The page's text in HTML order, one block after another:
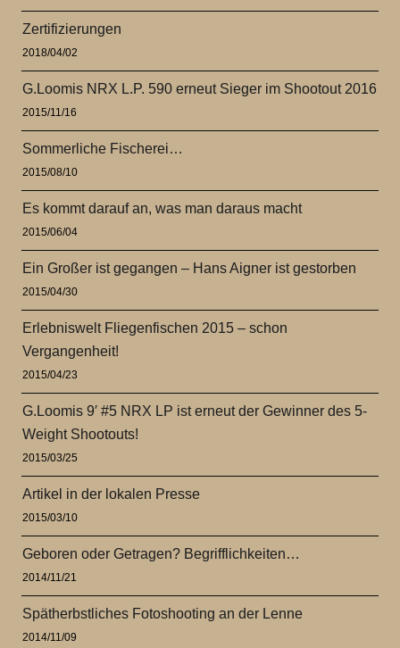
Zertifizierungen
2018/04/02
G.Loomis NRX L.P. 590 erneut Sieger im Shootout 2016
2015/11/16
Sommerliche Fischerei…
2015/08/10
Es kommt darauf an, was man daraus macht
2015/06/04
Ein Großer ist gegangen – Hans Aigner ist gestorben
2015/04/30
Erlebniswelt Fliegenfischen 2015 – schon
Vergangenheit!
2015/04/23
G.Loomis 9′ #5 NRX LP ist erneut der Gewinner des 5-
Weight Shootouts!
2015/03/25
Artikel in der lokalen Presse
2015/03/10
Geboren oder Getragen? Begrifflichkeiten…
2014/11/21
Spätherbstliches Fotoshooting an der Lenne
2014/11/09